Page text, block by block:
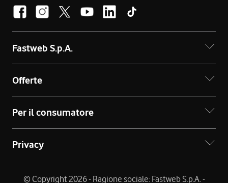
Fastweb S.p.A.
Offerte
Per il consumatore
Privacy
© Copyright 2026 - Ragione sociale: Fastweb S.p.A. -